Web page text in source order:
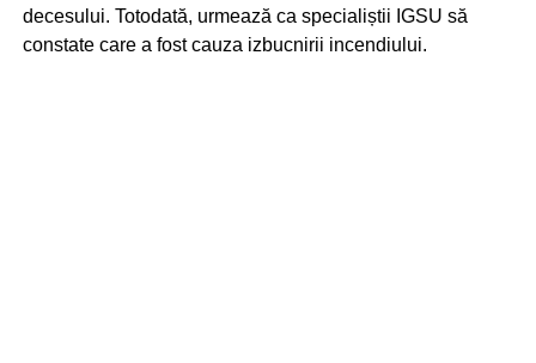
decesului. Totodată, urmează ca specialiștii IGSU să
constate care a fost cauza izbucnirii incendiului.